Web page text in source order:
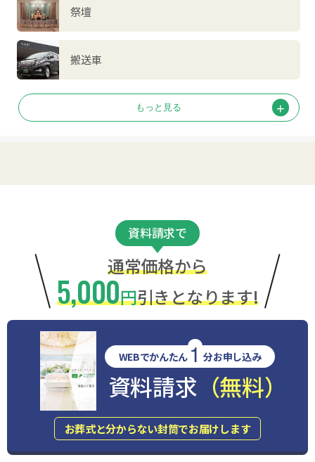
祭壇
搬送車
資料請求で
通常価格から
5,000円引きとなります!
WEBでかんたん 1 分お申し込み
資料請求 （無料）
お葬式と分からない封筒でお届けします